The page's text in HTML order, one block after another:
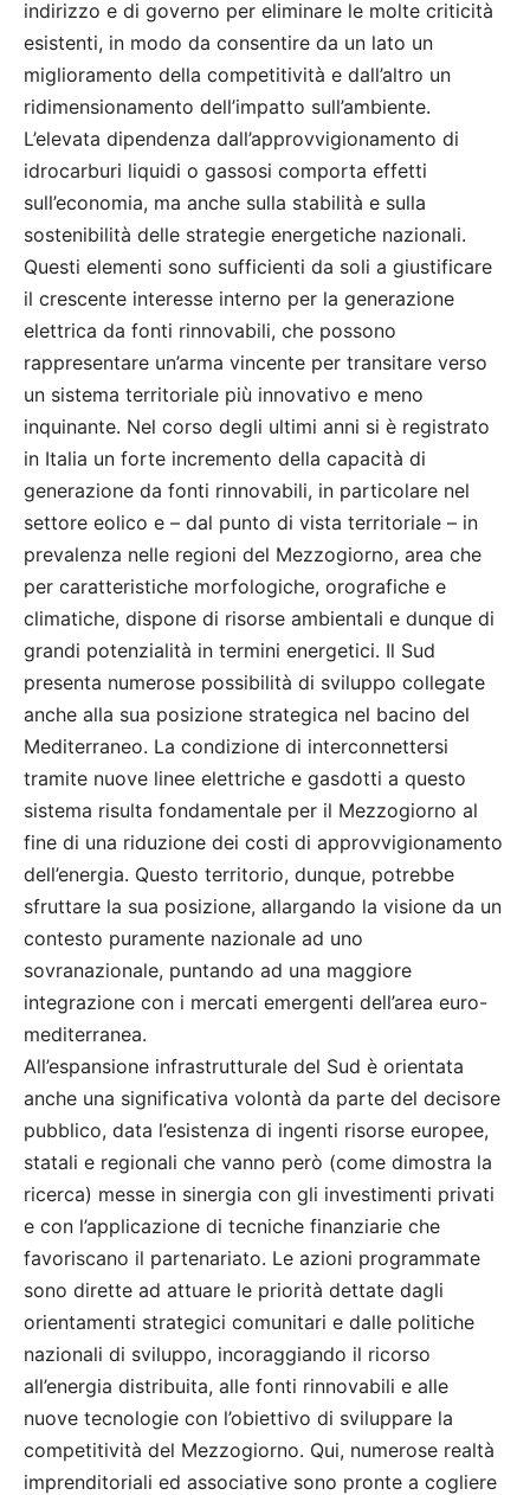
indirizzo e di governo per eliminare le molte criticità
esistenti, in modo da consentire da un lato un
miglioramento della competitività e dall’altro un
ridimensionamento dell’impatto sull’ambiente.
L’elevata dipendenza dall’approvvigionamento di
idrocarburi liquidi o gassosi comporta effetti
sull’economia, ma anche sulla stabilità e sulla
sostenibilità delle strategie energetiche nazionali.
Questi elementi sono sufficienti da soli a giustificare
il crescente interesse interno per la generazione
elettrica da fonti rinnovabili, che possono
rappresentare un’arma vincente per transitare verso
un sistema territoriale più innovativo e meno
inquinante. Nel corso degli ultimi anni si è registrato
in Italia un forte incremento della capacità di
generazione da fonti rinnovabili, in particolare nel
settore eolico e – dal punto di vista territoriale – in
prevalenza nelle regioni del Mezzogiorno, area che
per caratteristiche morfologiche, orografiche e
climatiche, dispone di risorse ambientali e dunque di
grandi potenzialità in termini energetici. Il Sud
presenta numerose possibilità di sviluppo collegate
anche alla sua posizione strategica nel bacino del
Mediterraneo. La condizione di interconnettersi
tramite nuove linee elettriche e gasdotti a questo
sistema risulta fondamentale per il Mezzogiorno al
fine di una riduzione dei costi di approvvigionamento
dell’energia. Questo territorio, dunque, potrebbe
sfruttare la sua posizione, allargando la visione da un
contesto puramente nazionale ad uno
sovranazionale, puntando ad una maggiore
integrazione con i mercati emergenti dell’area euro-
mediterranea.
All’espansione infrastrutturale del Sud è orientata
anche una significativa volontà da parte del decisore
pubblico, data l’esistenza di ingenti risorse europee,
statali e regionali che vanno però (come dimostra la
ricerca) messe in sinergia con gli investimenti privati
e con l’applicazione di tecniche finanziarie che
favoriscano il partenariato. Le azioni programmate
sono dirette ad attuare le priorità dettate dagli
orientamenti strategici comunitari e dalle politiche
nazionali di sviluppo, incoraggiando il ricorso
all’energia distribuita, alle fonti rinnovabili e alle
nuove tecnologie con l’obiettivo di sviluppare la
competitività del Mezzogiorno. Qui, numerose realtà
imprenditoriali ed associative sono pronte a cogliere